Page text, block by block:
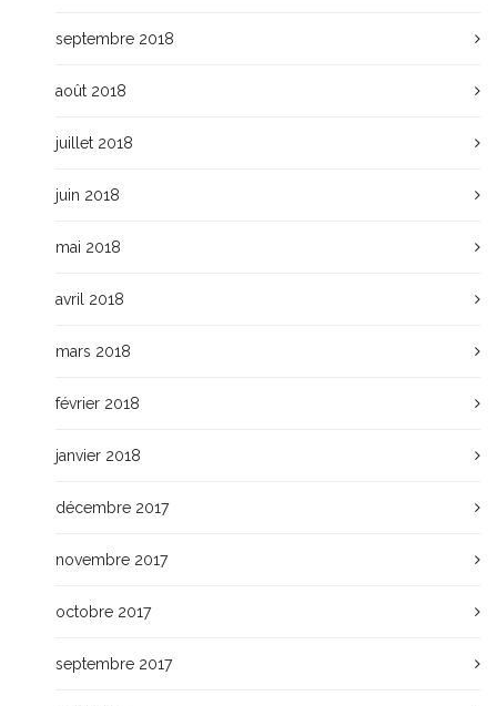
septembre 2018
août 2018
juillet 2018
juin 2018
mai 2018
avril 2018
mars 2018
février 2018
janvier 2018
décembre 2017
novembre 2017
octobre 2017
septembre 2017